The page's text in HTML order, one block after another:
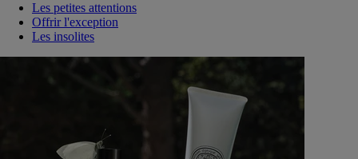
Les petites attentions
Offrir l'exception
Les insolites